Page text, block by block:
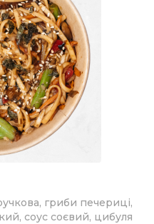
гриби печериці,
соус соєвий, цибуля